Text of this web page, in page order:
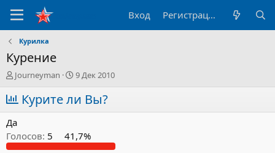
Вход Регистрация
Курилка
Курение
А
в
т
о
р
т
е
Journeyman
Д
а
т
а
ч
9 Дек 2010
Курите ли Вы?
Да
Голосов: 5 41,7%